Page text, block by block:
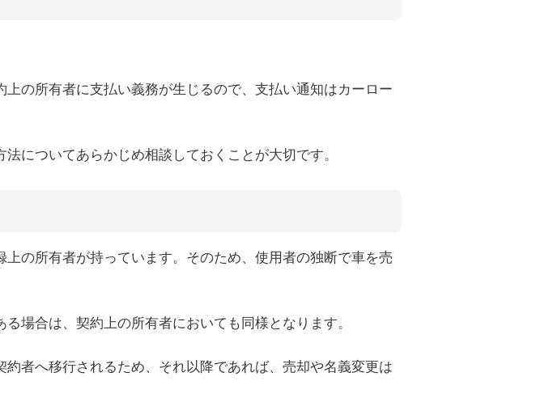
の所有者に支払い義務が生じるので、支払い通知はカーロー
についてあらかじめ相談しておくことが大切です。
の所有者が持っています。そのため、使用者の独断で車を売
場合は、契約上の所有者においても同様となります。
者へ移行されるため、それ以降であれば、売却や名義変更は